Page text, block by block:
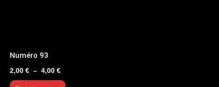
Numéro 93
2,00 € – 4,00 €Plage
de